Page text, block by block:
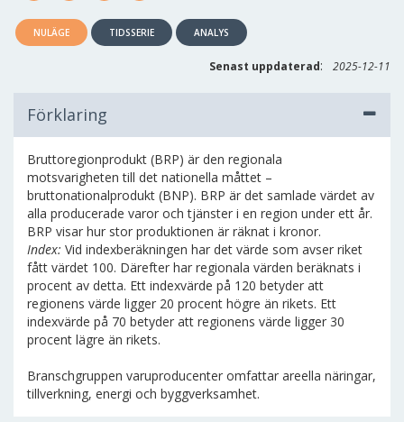
NULÄGE TIDSSERIE ANALYS
Senast uppdaterad: 2025-12-11
Förklaring
Bruttoregionprodukt (BRP) är den regionala
motsvarigheten till det nationella måttet –
bruttonationalprodukt (BNP). BRP är det samlade värdet av
alla producerade varor och tjänster i en region under ett år.
BRP visar hur stor produktionen är räknat i kronor.
Index: Vid indexberäkningen har det värde som avser riket
fått värdet 100. Därefter har regionala värden beräknats i
procent av detta. Ett indexvärde på 120 betyder att
regionens värde ligger 20 procent högre än rikets. Ett
indexvärde på 70 betyder att regionens värde ligger 30
procent lägre än rikets.
Branschgruppen varuproducenter omfattar areella näringar,
tillverkning, energi och byggverksamhet.